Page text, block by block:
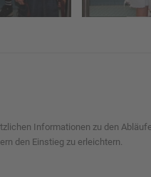
Informationen zu den
den Einstieg zu erleichtern.